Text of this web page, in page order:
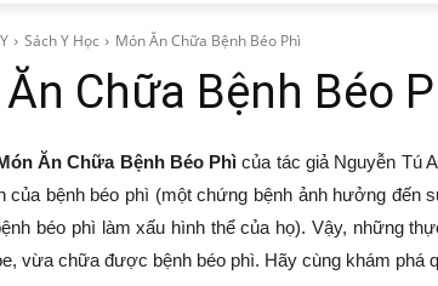
Sách Y Học Món Ăn Chữa Bệnh Béo Phì
Chữa Bệnh Béo
Ăn Chữa Bệnh Béo Phì của tác giả Nguyễn Tú
của bệnh béo phì (một chứng bệnh ảnh hưởng đến
béo phì làm xấu hình thể của họ). Vậy, những
vừa chữa được bệnh béo phì. Hãy cùng khám phá